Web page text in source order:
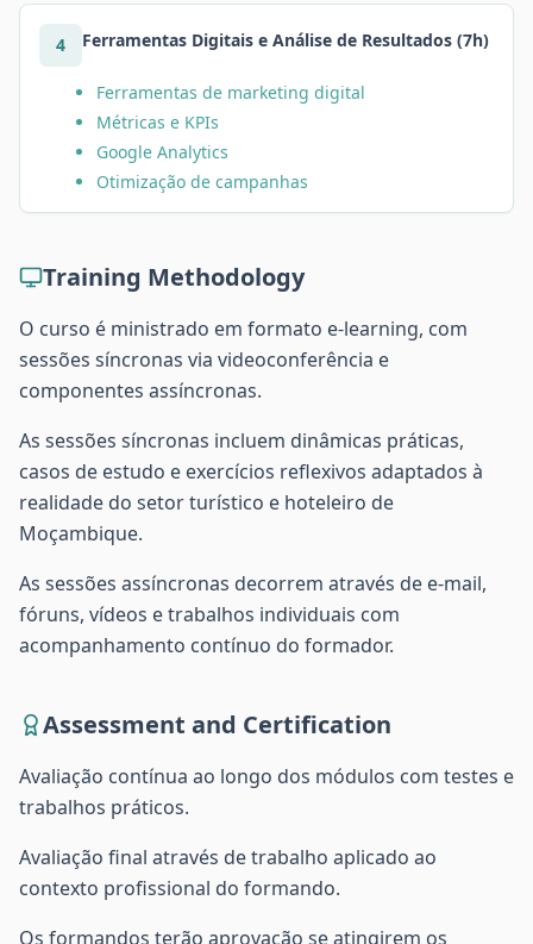
4 Ferramentas Digitais e Análise de Resultados (7h)
Ferramentas de marketing digital
Métricas e KPIs
Google Analytics
Otimização de campanhas
Training Methodology
O curso é ministrado em formato e-learning, com
sessões síncronas via videoconferência e
componentes assíncronas.
As sessões síncronas incluem dinâmicas práticas,
casos de estudo e exercícios reflexivos adaptados à
realidade do setor turístico e hoteleiro de
Moçambique.
As sessões assíncronas decorrem através de e-mail,
fóruns, vídeos e trabalhos individuais com
acompanhamento contínuo do formador.
Assessment and Certification
Avaliação contínua ao longo dos módulos com testes e
trabalhos práticos.
Avaliação final através de trabalho aplicado ao
contexto profissional do formando.
Os formandos terão aprovação se atingirem os